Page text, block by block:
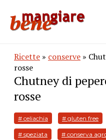
Ricette » conserve »
rosse
Chutney di
rosse
# celiachia # gluten free
# speziata # conserva